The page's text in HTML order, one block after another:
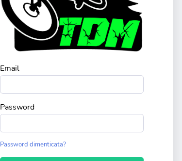
Email
Password
Password dimenticata?